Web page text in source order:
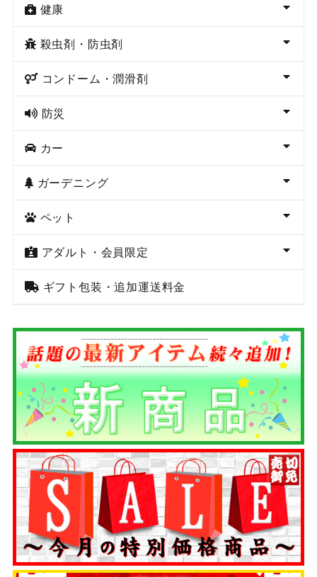
健康
殺虫剤・防虫剤
コンドーム・潤滑剤
防災
カー
ガーデニング
ペット
アダルト・会員限定
ギフト包装・追加運送料金